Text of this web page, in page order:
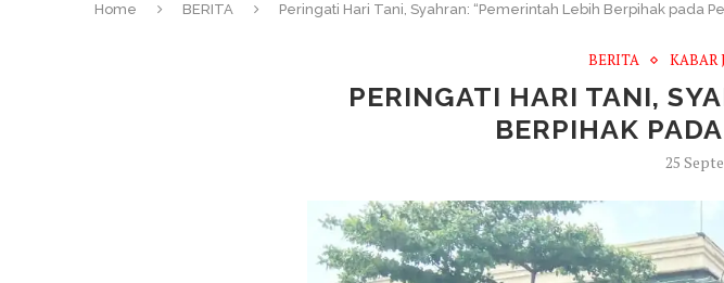
Home BERITA Peringati Hari Tani, Syahran: “Pemerintah Lebih Berpihak pada
BERITA KABAR
PERINGATI HARI TANI,
BERPIHAK
25